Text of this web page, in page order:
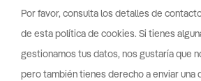
Por favor, consulta los detalles de
de esta política de cookies. Si tienes
gestionamos tus datos, nos gustaría que
pero también tienes derecho a enviar una